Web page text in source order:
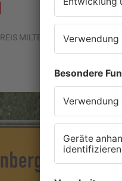
MILTENBERG